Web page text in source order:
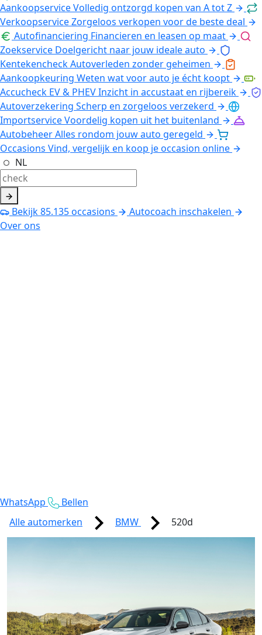
AankoopserviceVolledig ontzorgd kopen van A tot Z
VerkoopserviceZorgeloos verkopen voor de beste deal
Autofinanciering Financieren en leasen op maat
Zoekservice Doelgericht naar jouw ideale auto
KentekencheckAutoverleden zonder geheimen
Aankoopkeuring Weten wat voor auto je écht koopt
Accucheck EV & PHEVInzicht in accustaat en rijbereik
Autoverzekering Scherp en zorgeloos verzekerd
ImportserviceVoordelig kopen uit het buitenland
AutobeheerAlles rondom jouw auto geregeld
Occasions Vind, vergelijk en koop je occasion online
NL
Bekijk85.135occasions
Autocoach inschakelen
Over ons
WhatsApp
Bellen
Alle automerken
BMW 520d